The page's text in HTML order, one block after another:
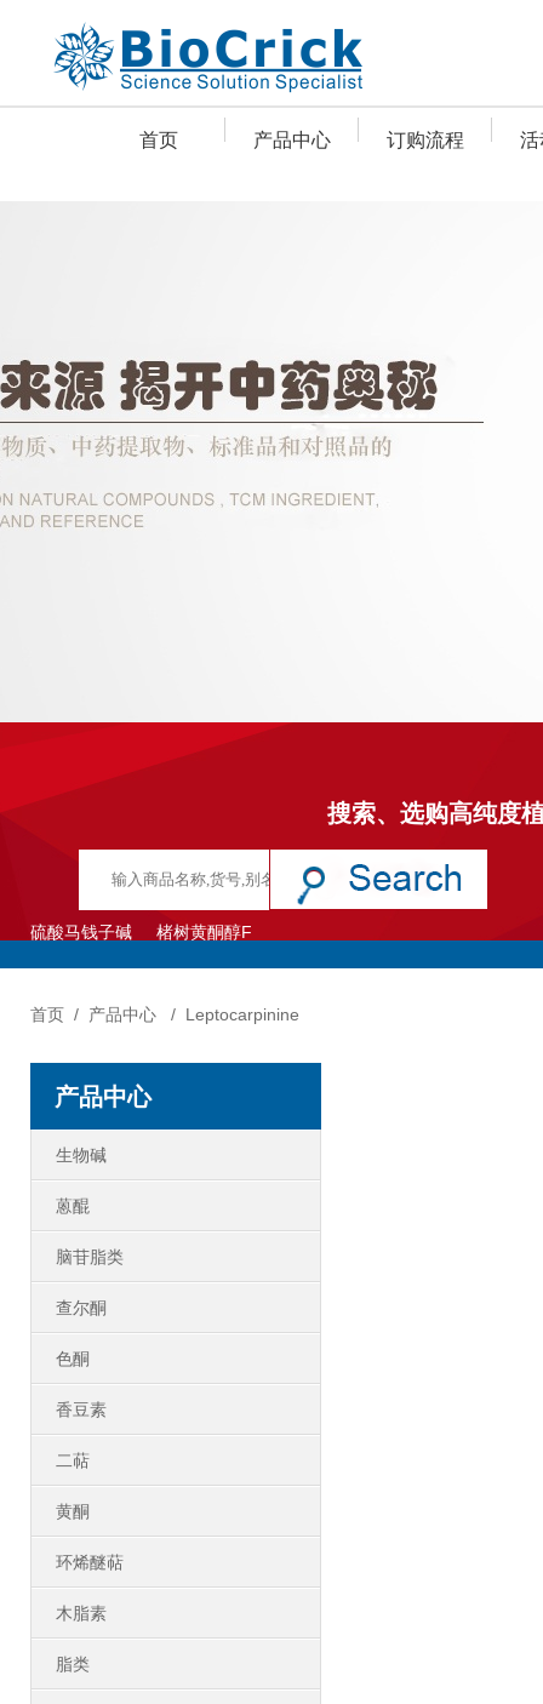
首页 产品中心 订购流程 活
搜索、选购高纯度
硫酸马钱子碱 楮树黄酮醇F
首页/ 产品中心/ Leptocarpinine
产品中心
生物碱
蒽醌
脑苷脂类
查尔酮
色酮
香豆素
二萜
黄酮
环烯醚萜
木脂素
脂类